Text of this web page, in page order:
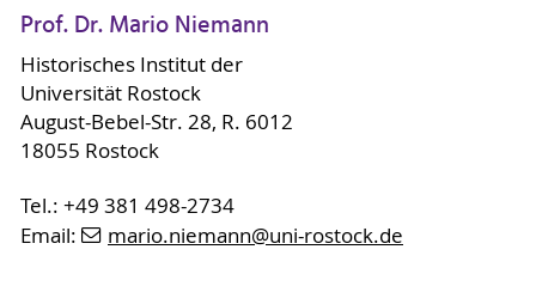
Prof. Dr. Mario Niemann
Historisches Institut der
Universität Rostock
August-Bebel-Str. 28, R. 6012
18055 Rostock
Tel.: +49 381 498-2734
Email:
mario.niemann@uni-rostock.de